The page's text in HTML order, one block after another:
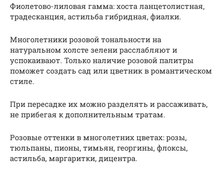
Фиолетово-лиловая гамма: хоста ланцетолистная,
традесканция, астильба гибридная, фиалки.
Многолетники розовой тональности на
натуральном холсте зелени расслабляют и
успокаивают. Только наличие розовой палитры
поможет создать сад или цветник в романтическом
стиле.
При пересадке их можно разделять и рассаживать,
не прибегая к дополнительным тратам.
Розовые оттенки в многолетних цветах: розы,
тюльпаны, пионы, тимьян, георгины, флоксы,
астильба, маргаритки, дицентра.